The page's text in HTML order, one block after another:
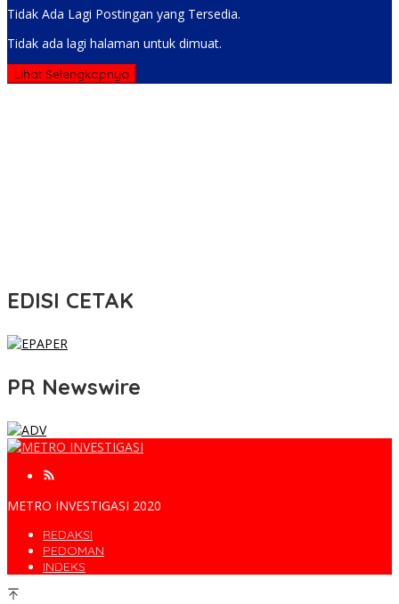
Tidak Ada Lagi Postingan yang Tersedia.
Tidak ada lagi halaman untuk dimuat.
Lihat Selengkapnya
EDISI CETAK
PR Newswire
METRO INVESTIGASI 2020
REDAKSI
PEDOMAN
INDEKS